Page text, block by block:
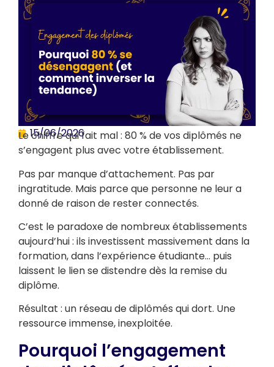
15/06/2026
Le chiffre qui fait mal : 80 % de vos diplômés ne
s’engagent plus avec votre établissement.
Pas par manque d’attachement. Pas par
ingratitude. Mais parce que personne ne leur a
donné de raison de rester connectés.
C’est le paradoxe de nombreux établissements
aujourd’hui : ils investissent massivement dans la
formation, dans l’expérience étudiante… puis
laissent le lien se distendre dès la remise du
diplôme.
Résultat : un réseau de diplômés qui dort. Une
ressource immense, inexploitée.
Pourquoi l’engagement